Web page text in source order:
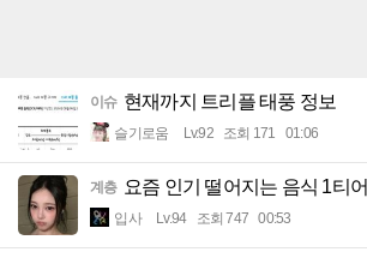
이슈 현재까지 트리플 태풍 정보
슬기로움 Lv.92 조회 171 01:06
계층 요즘 인기 떨어지는 음식 1티어
입사 Lv.94 조회 747 00:53